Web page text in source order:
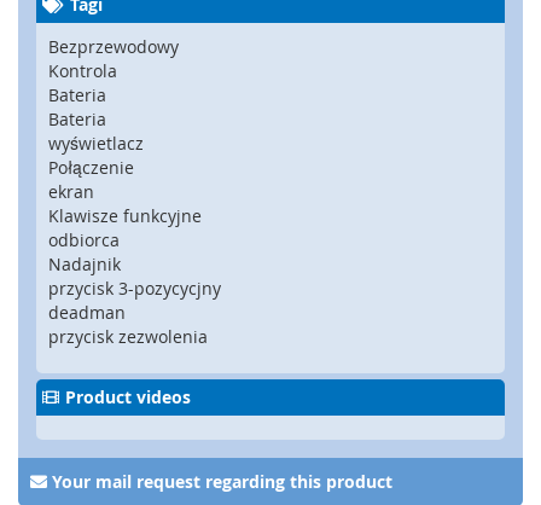
i
e
c
z
e
ń
s
t
w
a
,
R
F
I
D
S
y
e
Bezprzewodowy
Kontrola
Bateria
Bateria
wyświetlacz
Połączenie
ekran
Klawisze funkcyjne
odbiorca
Nadajnik
przycisk 3-pozycycjny
deadman
przycisk zezwolenia
Product videos
Your mail request regarding this product